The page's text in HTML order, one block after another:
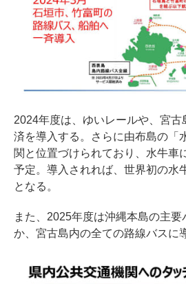
2024年度は、ゆいレールや、宮
済を導入する。さらに由布島の「
関と位置づけられており、水牛車
予定。導入されれば、世界初の水
となる。
また、2025年度は沖縄本島の主
か、宮古島内の全ての路線バスに